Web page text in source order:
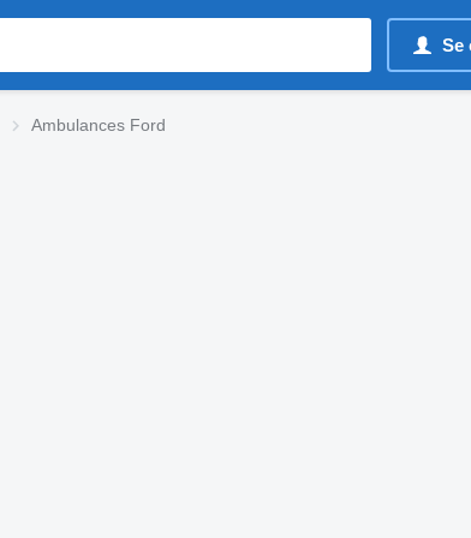
Se
Ambulances Ford